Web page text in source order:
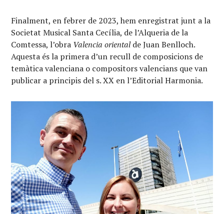
Finalment, en febrer de 2023, hem enregistrat junt a la
Societat Musical Santa Cecília, de l’Alqueria de la
Comtessa, l’obra Valencia orientalde Juan Benlloch.
Aquesta és la primera d’un recull de composicions de
temàtica valenciana o compositors valencians que van
publicar a principis del s. XX en l’Editorial Harmonia.